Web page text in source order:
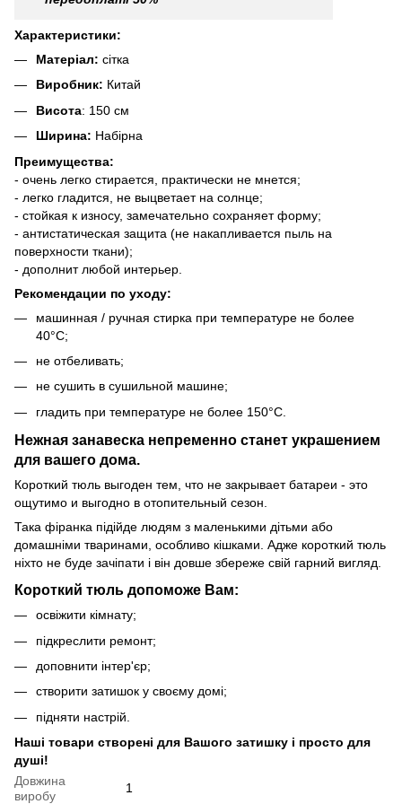
Характеристики:
Матеріал: сітка
Виробник: Китай
Висота: 150 см
Ширина: Набірна
Преимущества:
- очень легко стирается, практически не мнется;
- легко гладится, не выцветает на солнце;
- стойкая к износу, замечательно сохраняет форму;
- антистатическая защита (не накапливается пыль на
поверхности ткани);
- дополнит любой интерьер.
Рекомендации по уходу:
машинная / ручная стирка при температуре не более
40°C;
не отбеливать;
не сушить в сушильной машине;
гладить при температуре не более 150°C.
Нежная занавеска непременно станет украшением
для вашего дома.
Короткий тюль выгоден тем, что не закрывает батареи - это
ощутимо и выгодно в отопительный сезон.
Така фіранка підійде людям з маленькими дітьми або
домашніми тваринами, особливо кішками. Адже короткий тюль
ніхто не буде зачіпати і він довше збереже свій гарний вигляд.
Короткий тюль допоможе Вам:
освіжити кімнату;
підкреслити ремонт;
доповнити інтер'єр;
створити затишок у своєму домі;
підняти настрій.
Наші товари створені для Вашого затишку і просто для
душі!
Довжина
виробу
1